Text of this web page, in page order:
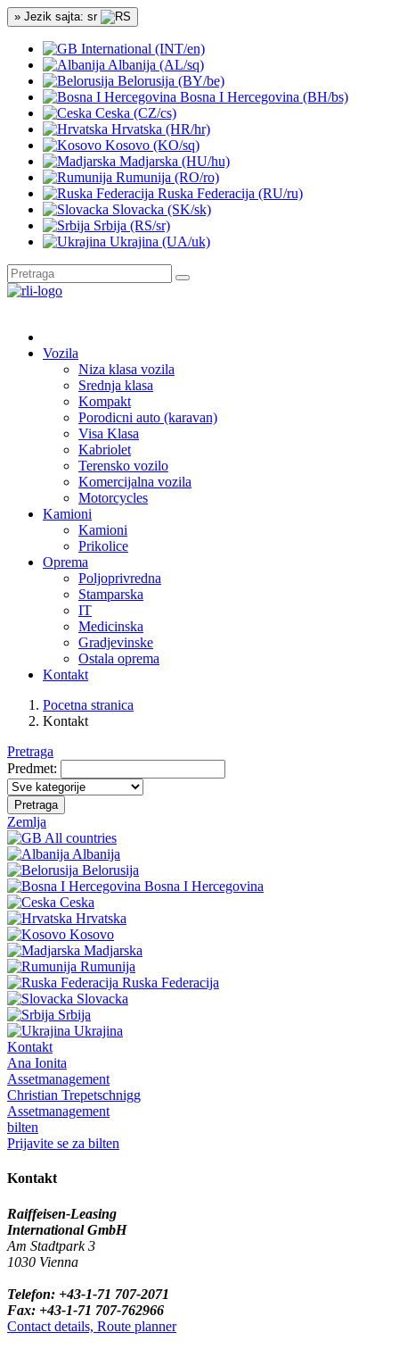
» Jezik sajta: sr
International (INT/en)
Albanija (AL/sq)
Belorusija (BY/be)
Bosna I Hercegovina (BH/bs)
Ceska (CZ/cs)
Hrvatska (HR/hr)
Kosovo (KO/sq)
Madjarska (HU/hu)
Rumunija (RO/ro)
Ruska Federacija (RU/ru)
Slovacka (SK/sk)
Srbija (RS/sr)
Ukrajina (UA/uk)
Vozila
Niza klasa vozila
Srednja klasa
Kompakt
Porodicni auto (karavan)
Visa Klasa
Kabriolet
Terensko vozilo
Komercijalna vozila
Motorcycles
Kamioni
Kamioni
Prikolice
Oprema
Poljoprivredna
Stamparska
IT
Medicinska
Gradjevinske
Ostala oprema
Kontakt
Pocetna stranica
Kontakt
Pretraga
Predmet:
Pretraga
Zemlja
All countries
Albanija
Belorusija
Bosna I Hercegovina
Ceska
Hrvatska
Kosovo
Madjarska
Rumunija
Ruska Federacija
Slovacka
Srbija
Ukrajina
Kontakt
Ana Ionita
Assetmanagement
Christian Trepetschnigg
Assetmanagement
bilten
Prijavite se za bilten
Kontakt
Raiffeisen-Leasing
International GmbH
Am Stadtpark 3
1030 Vienna
Telefon: +43-1-71 707-2071
Fax: +43-1-71 707-762966
Contact details, Route planner